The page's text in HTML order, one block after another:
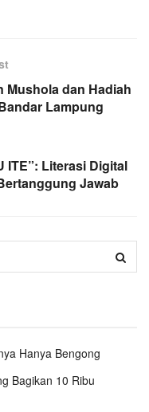
Mushola dan Hadiah
Lampung
ITE”: Literasi Digital
Jawab
Hanya Bengong
Bagikan 10 Ribu